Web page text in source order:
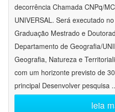
decorrência Chamada CNPq/
UNIVERSAL. Será executado
Graduação Mestrado e
Departamento de Geografia/
Geografia, Natureza e
com um horizonte previsto de
principal Desenvolver pesquisa
leia